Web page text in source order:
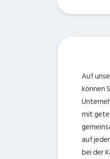
Auf
können
mit
auf
bei der